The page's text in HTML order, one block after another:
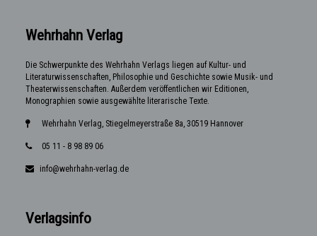
Wehrhahn Verlag
Die Schwerpunkte des Wehrhahn Verlags liegen auf Kultur- und
Literaturwissenschaften, Philosophie und Geschichte sowie Musik- und
Theaterwissenschaften. Außerdem veröffentlichen wir Editionen,
Monographien sowie ausgewählte literarische Texte.
Wehrhahn Verlag, Stiegelmeyerstraße 8a, 30519 Hannover
05 11 - 8 98 89 06
info@wehrhahn-verlag.de
Verlagsinfo